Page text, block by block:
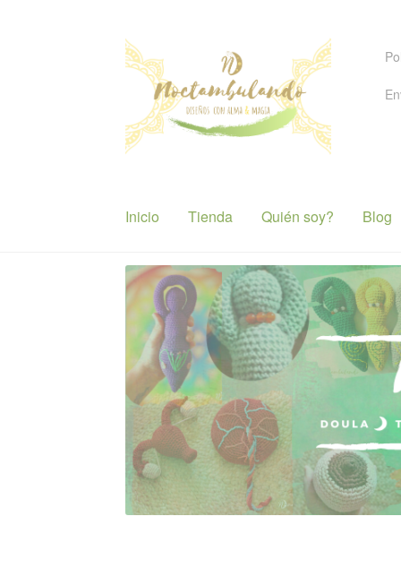
Ir
a
navegación
Ir
al
contenido
Inicio Tienda Quién soy? Blog